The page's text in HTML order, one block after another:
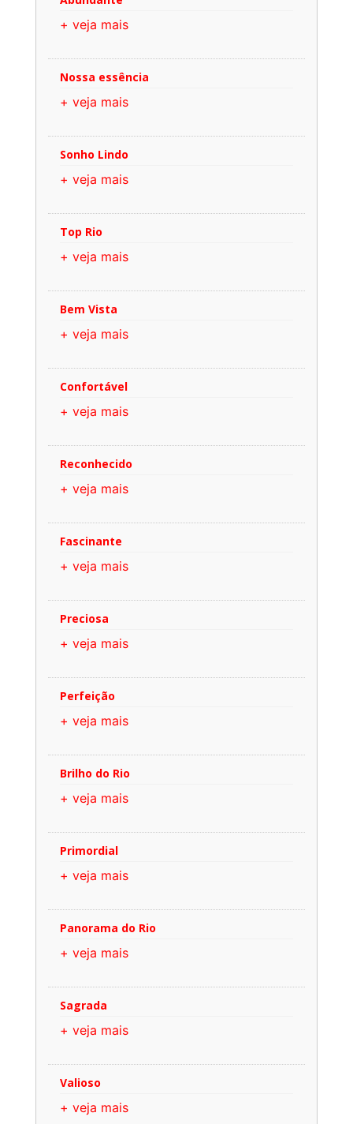
+ veja mais
Nossa essência
+ veja mais
Sonho Lindo
+ veja mais
Top Rio
+ veja mais
Bem Vista
+ veja mais
Confortável
+ veja mais
Reconhecido
+ veja mais
Fascinante
+ veja mais
Preciosa
+ veja mais
Perfeição
+ veja mais
Brilho do Rio
+ veja mais
Primordial
+ veja mais
Panorama do Rio
+ veja mais
Sagrada
+ veja mais
Valioso
+ veja mais